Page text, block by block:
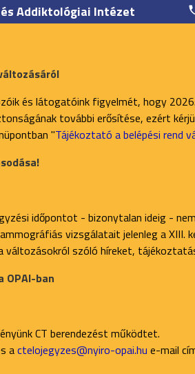
Addiktológiai Intézet
és látogatóink figyelmét, hogy
további erősítése, ezért
"Tájékoztató a belépési rend
időpontot - bizonytalan ideig -
vizsgálatait jelenleg a XIII.
változásokról szóló híreket,
OPAI-ban
CT berendezést működtet.
actelojegyzes@nyiro-opai.hu e-mail